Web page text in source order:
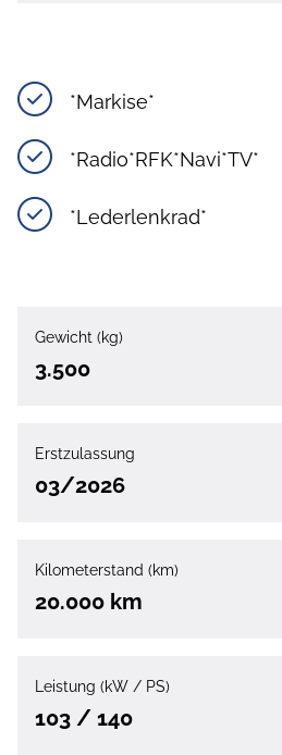
*Markise*
*Radio*RFK*Navi*TV*
*Lederlenkrad*
Gewicht (kg)
3.500
Erstzulassung
03/2026
Kilometerstand (km)
20.000 km
Leistung (kW / PS)
103 / 140